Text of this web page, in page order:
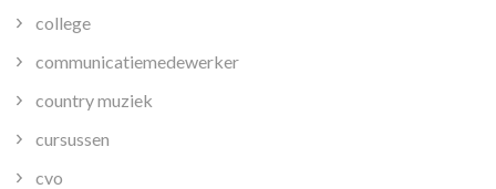
college
communicatiemedewerker
country muziek
cursussen
cvo